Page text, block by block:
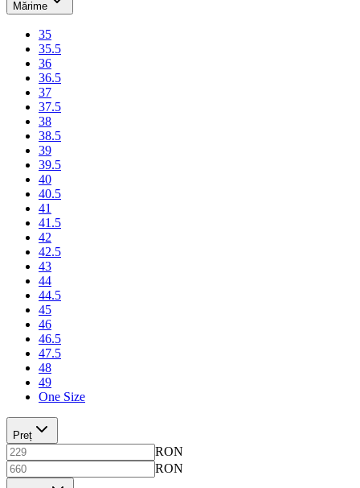
Mărime
35
35.5
36
36.5
37
37.5
38
38.5
39
39.5
40
40.5
41
41.5
42
42.5
43
44
44.5
45
46
46.5
47.5
48
49
One Size
Preț
RON
RON